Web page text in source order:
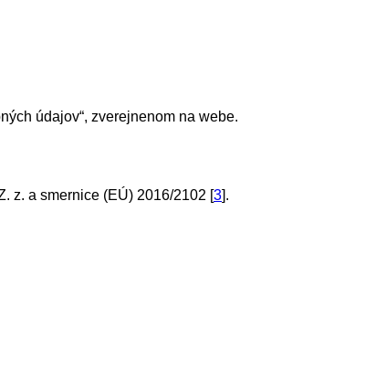
údajov“, zverejnenom na webe.
z. a smernice (EÚ) 2016/2102 [3].